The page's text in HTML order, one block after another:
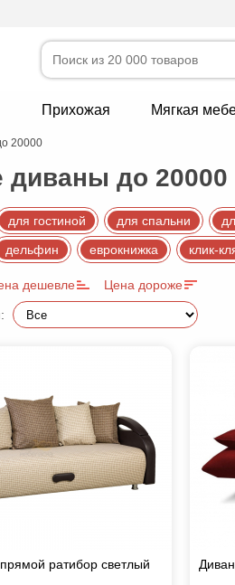
Прихожая Мягкая
20000
до 20000
для гостиной для спальни
дельфин еврокнижка клик-
дешевле Цена дороже
ратибор светлый